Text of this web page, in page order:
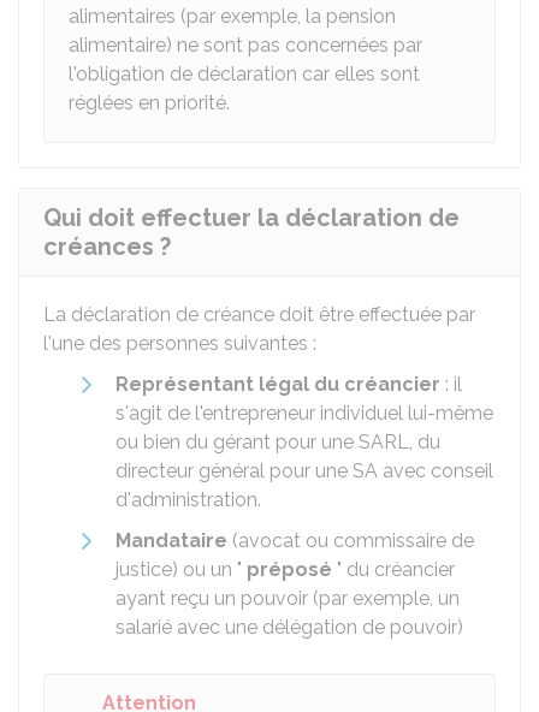
alimentaires (par exemple, la pension
alimentaire) ne sont pas concernées par
l'obligation de déclaration car elles sont
réglées en priorité.
Qui doit effectuer la déclaration de
créances ?
La déclaration de créance doit être effectuée par
l'une des personnes suivantes :
Représentant légal du créancier : il
s'agit de l'entrepreneur individuel lui-même
ou bien du gérant pour une SARL, du
directeur général pour une SA avec conseil
d'administration.
Mandataire (avocat ou commissaire de
justice) ou un " préposé " du créancier
ayant reçu un pouvoir (par exemple, un
salarié avec une délégation de pouvoir)
Attention